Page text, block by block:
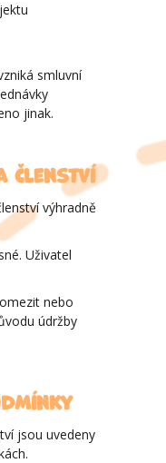
smluvní
jinak.
členství
výhradně
Uživatel
nebo
údržby
jsou uvedeny